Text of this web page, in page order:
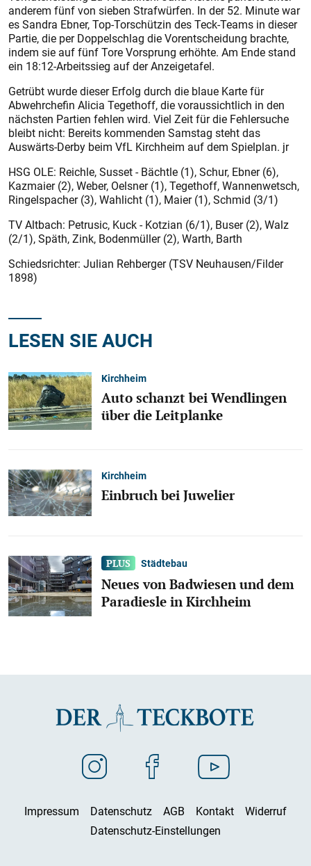
anderem fünf von sieben Strafwürfen. In der 52. Minute war
es Sandra Ebner, Top-Torschützin des Teck-Teams in dieser
Partie, die per Doppelschlag die Vorentscheidung brachte,
indem sie auf fünf Tore Vorsprung erhöhte. Am Ende stand
ein 18:12-Arbeitssieg auf der Anzeigetafel.
Getrübt wurde dieser Erfolg durch die blaue Karte für
Abwehrchefin Alicia Tegethoff, die voraussichtlich in den
nächs­ten Partien fehlen wird. Viel Zeit für die Fehlersuche
bleibt nicht: Bereits kommenden Samstag steht das
Auswärts-Derby beim VfL Kirchheim auf dem Spielplan. jr
HSG OLE: Reichle, Susset - Bächtle (1), Schur, Ebner (6),
Kazmaier (2), Weber, Oelsner (1), Tegethoff, Wannenwetsch,
Ringelspacher (3), Wahlicht (1), Maier (1), Schmid (3/1)
TV Altbach: Petrusic, Kuck - Kotzian (6/1), Buser (2), Walz
(2/1), Späth, Zink, Bodenmüller (2), Warth, Barth
Schiedsrichter: Julian Rehberger (TSV Neuhausen/Filder
1898)
LESEN SIE AUCH
Kirchheim
Auto schanzt bei Wendlingen
über die Leitplanke
Kirchheim
Einbruch bei Juwelier
Städtebau
Neues von Badwiesen und dem
Paradiesle in Kirchheim
Impressum Datenschutz AGB Kontakt
Widerruf
Datenschutz-Einstellungen